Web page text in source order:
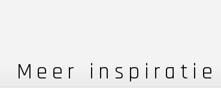
Meer inspiratie